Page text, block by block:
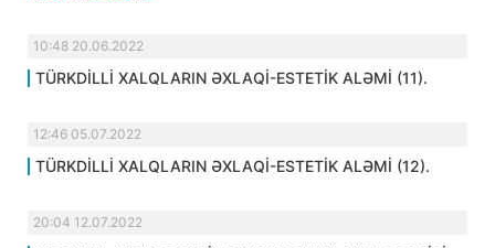
10:48 20.06.2022
TÜRKDİLLİ XALQLARIN ƏXLAQİ-ESTETİK ALƏMİ (11).
12:46 05.07.2022
TÜRKDİLLİ XALQLARIN ƏXLAQİ-ESTETİK ALƏMİ (12).
20:04 12.07.2022